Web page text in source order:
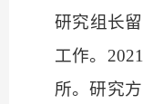
研究组长
工作。
所。研究